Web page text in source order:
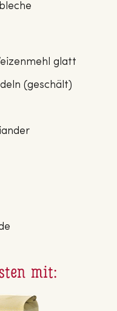
glatt
(geschält)
mit: